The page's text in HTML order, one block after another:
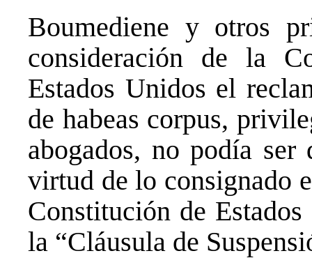
Boumediene y otros
consideración de la
Estados Unidos el
de habeas corpus,
abogados, no podía
virtud de lo consignado
Constitución de
la “Cláusula de